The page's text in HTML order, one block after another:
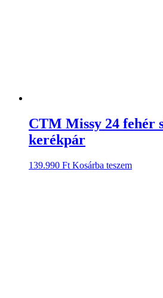
CTM Missy 24 fehér
kerékpár
139.990 Ft Kosárba teszem